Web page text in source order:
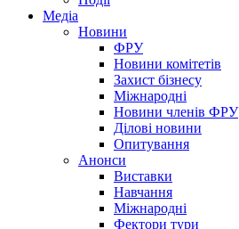
Медіа
Новини
ФРУ
Новини комітетів
Захист бізнесу
Міжнародні
Новини членів ФРУ
Ділові новини
Опитування
Анонси
Виставки
Навчання
Міжнародні
Фектори тури